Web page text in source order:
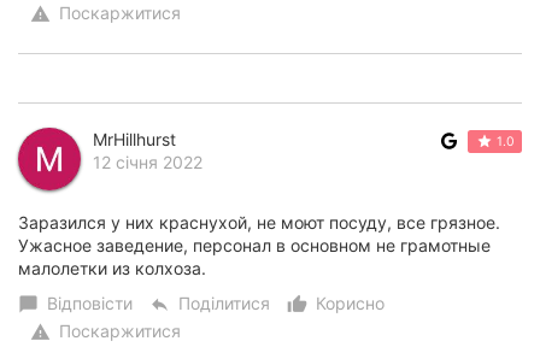
warning Поскаржитися
MrHillhurst
12 січня 2022
1.0
Заразился у них краснухой, не моют посуду, все грязное.
Ужасное заведение, персонал в основном не грамотные
малолетки из колхоза.
chat_bubble Відповісти reply Поділитися thumb_up_alt
Корисно
warning Поскаржитися